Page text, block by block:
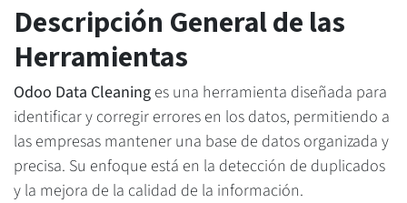
Descripción General de las
Herramientas
Odoo Data Cleaning es una herramienta diseñada para
identificar y corregir errores en los datos, permitiendo a
las empresas mantener una base de datos organizada y
precisa. Su enfoque está en la detección de duplicados
y la mejora de la calidad de la información.